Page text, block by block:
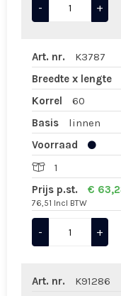
- +
Art. nr.
K3787
Breedte x lengte
Korrel
60
Basis
linnen
Voorraad
1
Prijs p.st.
€
76,51 Incl BTW
- +
Art. nr.
K91286